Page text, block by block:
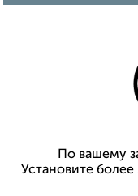
По вашему
Установите более